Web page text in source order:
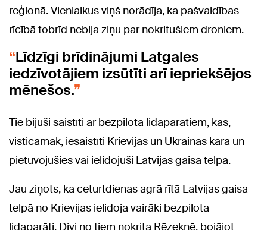
reģionā. Vienlaikus viņš norādīja, ka pašvaldības
rīcībā tobrīd nebija ziņu par nokritušiem droniem.
Līdzīgi brīdinājumi Latgales
iedzīvotājiem izsūtīti arī iepriekšējos
mēnešos.
Tie bijuši saistīti ar bezpilota lidaparātiem, kas,
visticamāk, iesaistīti Krievijas un Ukrainas karā un
pietuvojušies vai ielidojuši Latvijas gaisa telpā.
Jau ziņots, ka ceturtdienas agrā rītā Latvijas gaisa
telpā no Krievijas ielidoja vairāki bezpilota
lidaparāti. Divi no tiem nokrita Rēzeknē, bojājot